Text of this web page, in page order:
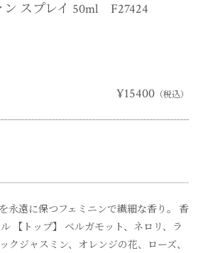
スプレイ 50ml F27424
¥15400 （税込）
永遠に保つフェミニンで繊細な香り。 香
【トップ】 ベルガモット、ネロリ、ラ
クジャスミン、オレンジの花、ローズ、